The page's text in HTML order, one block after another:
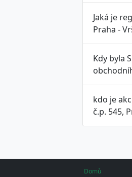
Jaká je
Praha -
Kdy byla
kdo je
č.p. 545,
Domů